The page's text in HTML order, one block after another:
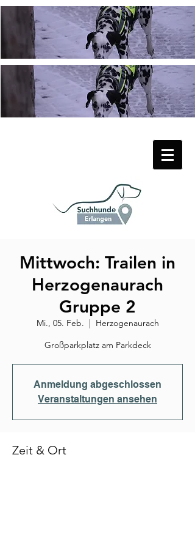
Mittwoch: Trailen in
Herzogenaurach
Gruppe 2
Mi., 05. Feb.
  |
Herzogenaurach
Großparkplatz am Parkdeck
Anmeldung abgeschlossen
Veranstaltungen ansehen
Zeit & Ort